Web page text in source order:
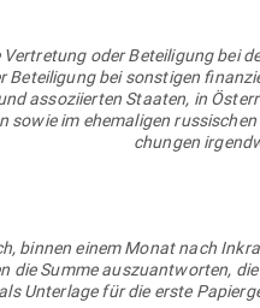
oder Betei­ligung bei
Betei­ligung bei sons­tigen
asso­zi­ierten Staaten, in
sowie im ehe­ma­ligen
chungen
binnen einem Monat nach
die Summe aus­zu­ant­worten,
Unterlage für die erste